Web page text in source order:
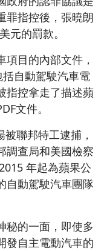
罪指控後，張曉朗
元的罰款。
目的內部文件，
自動駕駛汽車電
指控拿走了描述蘋
文件。
聯邦特工逮捕，
調查局和美國檢察
年起為蘋果公
自動駕駛汽車團隊
秘的一面，即使多
發自主電動汽車的